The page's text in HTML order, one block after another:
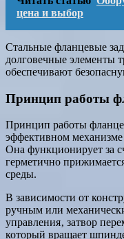
цена и выбор
Стальные фланцевые
долговечные элементы
обеспечивают
Принцип работы
Принцип работы
эффективном
Она функционирует за
герметично
среды.
В зависимости от
ручным или
управления‚ затвор
который вращает